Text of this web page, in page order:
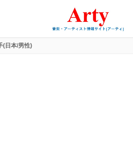
(日本/男性)